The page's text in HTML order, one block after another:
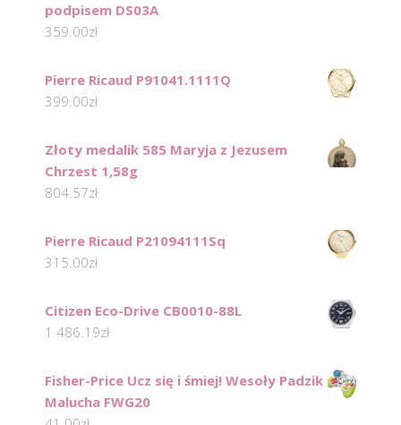
podpisem DS03A
359.00zł
Pierre Ricaud P91041.1111Q
399.00zł
Złoty medalik 585 Maryja z Jezusem
Chrzest 1,58g
804.57zł
Pierre Ricaud P21094111Sq
315.00zł
Citizen Eco-Drive CB0010-88L
1 486.19zł
Fisher-Price Ucz się i śmiej! Wesoły Padzik
Malucha FWG20